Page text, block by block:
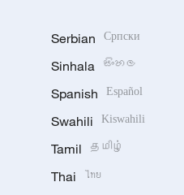
Serbian Српски
Sinhala සිංහල
Spanish Español
Swahili Kiswahili
Tamil தமிழ்
Thai ไทย